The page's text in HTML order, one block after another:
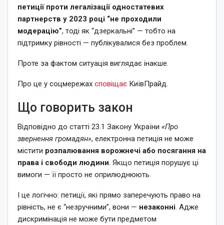
петиції проти легалізації одностатевих
партнерств у 2023 році “не проходили
модерацію”, тоді як “дзеркальні” — тобто на
підтримку рівності — публікувалися без проблем.
Проте за фактом ситуація виглядає інакше.
Про це у соцмережах сповіщає КиївПрайд.
Що говорить закон
Відповідно до статті 23.1 Закону України «Про
звернення громадян», електронна петиція не може
містити розпалювання ворожнечі або посягання на
права і свободи людини. Якщо петиція порушує ці
вимоги — її просто не оприлюднюють.
І це логічно: петиції, які прямо заперечують право на
рівність, не є “незручними”, вони — незаконні. Адже
дискримінація не може бути предметом